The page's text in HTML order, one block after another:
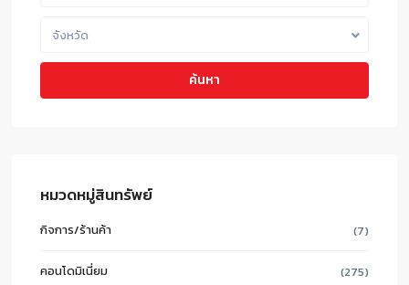
จังหวัด
ค้นหา
หมวดหมู่สินทรัพย์
กิจการ/ร้านค้า (7)
คอนโดมิเนี่ยม (275)